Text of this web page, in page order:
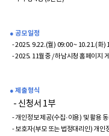
● 공모 일정
- 2025. 9.22.(월) 09:00 ~ 10.21.(화)
- 2025. 11월중 / 하남시청 홈페이지 게
● 제출 형식
- 신청서 1부
- 개인정보 제공(수집·이용) 및 활용
- 보호자(부모 또는 법정대리인) 개인